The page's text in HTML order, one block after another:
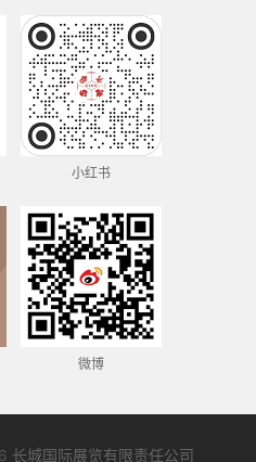
小红书
微博
城国际展览有限责任公司